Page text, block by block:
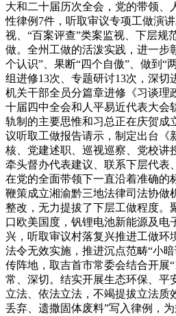
大和二十届历次全会，党的带领、
性律例7件，听取审议专项工做演
视、“百案评查”类案监视、下层
做。全州工做的活泼实践，进一步
个认识”、果断“四个自傲”、做到“
组进修13次、专题研讨13次，深
机关干部全员分篇章进修《习谈理
十届四中全会和人平易近代表大会
轨制的主要思惟和习总正在庆贺成
议听取工做报告请示，制定出台《
核、党建述职、巡视巡察、党校讲
牵头督办代表建议、联系下层代表
在党的全面带领下一直沿着准确的
鞭策成立湘渝黔三地法律司法协做
整改，无力提拔了下层工做程度。
口欧美国度，钒锂电池新能源及电
兴，听取审议村落复兴推进工做
法令无效实施，推进沉点范畴“小
传阵地，取吉首市常委会结合开展
常、深切。结实开展生态环保、平
立法、依法立法，不竭提拔立法质
丢弃、遗撒固体废料”写入律例，